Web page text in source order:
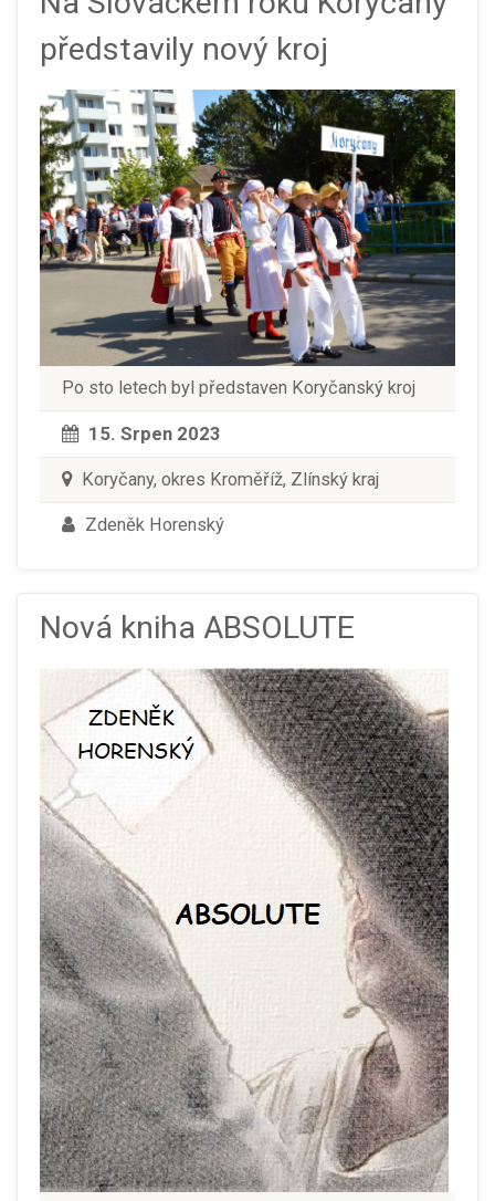
představily nový kroj
Po sto letech byl představen Koryčanský kroj
15. Srpen 2023
Koryčany, okres Kroměříž, Zlínský kraj
Zdeněk Horenský
Nová kniha ABSOLUTE